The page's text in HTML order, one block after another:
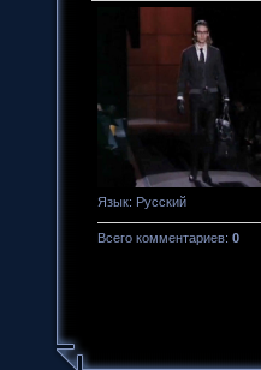
Язык: Русский
Всего комментариев: 0